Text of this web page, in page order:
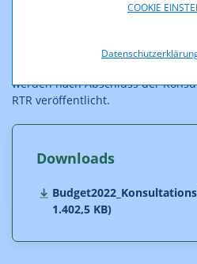
COOKIE
werden nach Abschluss der
RTR veröffentlicht.
Downloads
1.402,5 KB)